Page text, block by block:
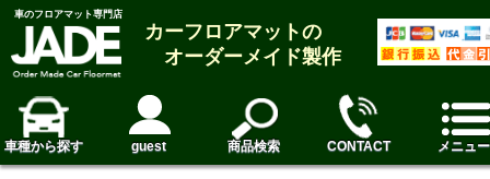
車のフロアマット専門店
カーフロアマットの
オーダーメイド製作
車種から探す guest 商品検索 CONTACT メニュー